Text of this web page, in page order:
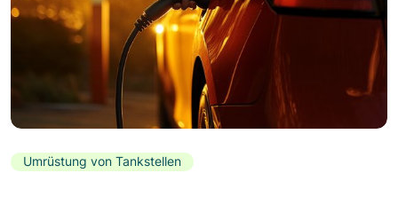
Umrüstung von Tankstellen